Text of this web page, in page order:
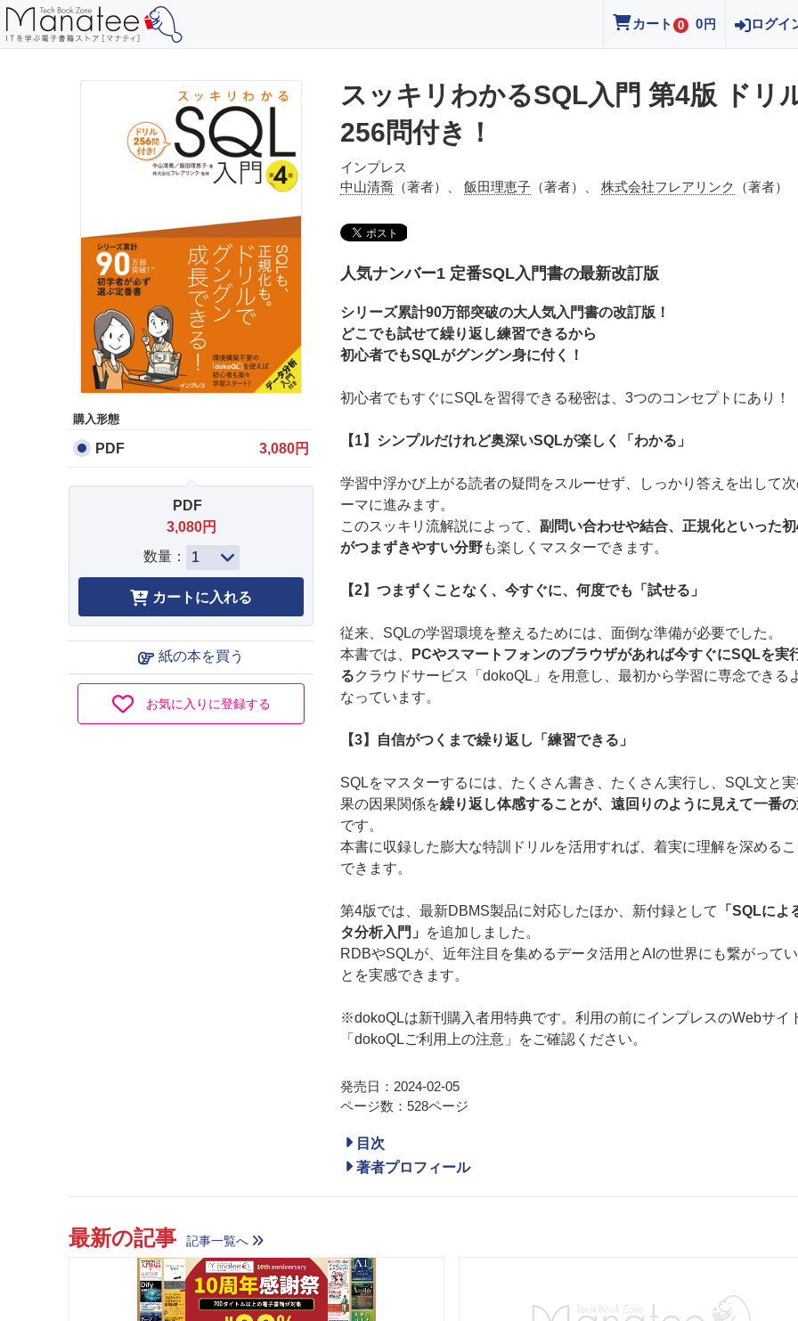
カート 0 0 円 ログイ
購入形態
PDF 3,080円
PDF
3,080円
数量：
紙の本を買う
お気に入りに登録する
スッキリわかるSQL入門 第4版 ドリ
256問付き！
インプレス
中山清喬 （著者）、 飯田理恵子 （著者）、 株式会社フレアリンク （著者）
人気ナンバー1 定番SQL入門書の最新改訂版
シリーズ累計90万部突破の大人気入門書の改訂版！
どこでも試せて繰り返し練習できるから
初心者でもSQLがグングン身に付く！
初心者でもすぐにSQLを習得できる秘密は、3つのコンセプトにあり！
【1】シンプルだけれど奥深いSQLが楽しく「わかる」
学習中浮かび上がる読者の疑問をスルーせず、しっかり答えを出して
ーマに進みます。
このスッキリ流解説によって、 副問い合わせや結合、正規化といった
がつまずきやすい分野も楽しくマスターできます。
【2】つまずくことなく、今すぐに、何度でも「試せる」
従来、SQLの学習環境を整えるためには、面倒な準備が必要でした。
本書では、
PCやスマートフォンのブラウザがあれば今すぐにSQLを実
るクラウドサービス「dokoQL」を用意し、最初から学習に専念できる
なっています。
【3】自信がつくまで繰り返し「練習できる」
SQLをマスターするには、たくさん書き、たくさん実行し、SQL文と
果の因果関係を繰り返し体感することが、遠回りのように見えて一番
です。
本書に収録した膨大な特訓ドリルを活用すれば、着実に理解を深める
できます。
第4版では、最新DBMS製品に対応したほか、新付録として
「SQLによ
タ分析入門」
を追加しました。
RDBやSQLが、近年注目を集めるデータ活用とAIの世界にも繋がって
とを実感できます。
※dokoQLは新刊購入者用特典です。利用の前にインプレスのWebサイ
「dokoQLご利用上の注意」をご確認ください。
発売日：2024-02-05
ページ数：528ページ
目次
著者プロフィール
最新の記事 記事一覧へ